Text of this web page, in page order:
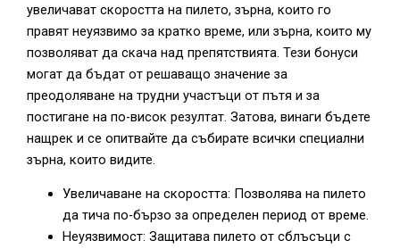
увеличават скоростта на пилето, зърна, които го
правят неуязвимо за кратко време, или зърна, които му
позволяват да скача над препятствията. Тези бонуси
могат да бъдат от решаващо значение за
преодоляване на трудни участъци от пътя и за
постигане на по-висок резултат. Затова, винаги бъдете
нащрек и се опитвайте да събирате всички специални
зърна, които видите.
Увеличаване на скоростта: Позволява на пилето
да тича по-бързо за определен период от време.
Неуязвимост: Защитава пилето от сблъсъци с